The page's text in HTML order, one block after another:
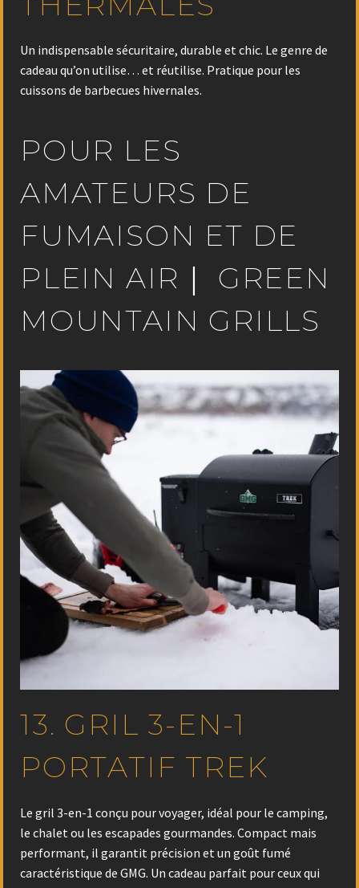
Un indispensable sécuritaire, durable et chic. Le genre de
cadeau qu’on utilise… et réutilise. Pratique pour les
cuissons de barbecues hivernales.
POUR LES
AMATEURS DE
FUMAISON ET DE
PLEIN AIR｜ GREEN
MOUNTAIN GRILLS
13. GRIL 3-EN-1
PORTATIF TREK
Le gril 3-en-1 conçu pour voyager, idéal pour le camping,
le chalet ou les escapades gourmandes. Compact mais
performant, il garantit précision et un goût fumé
caractéristique de GMG. Un cadeau parfait pour ceux qui